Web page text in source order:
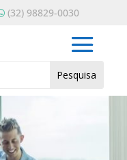
(32) 98829-0030